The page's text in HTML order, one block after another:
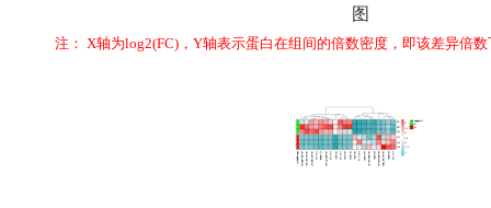
图
注： X轴为log2(FC)，Y轴表示蛋白在组间的倍数密度，即该差异倍